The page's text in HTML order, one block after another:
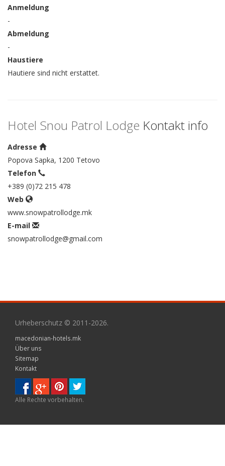
Anmeldung
-
Abmeldung
-
Haustiere
Hautiere sind nicht erstattet.
Hotel Snou Patrol Lodge Kontakt info
Adresse
Popova Sapka, 1200 Tetovo
Telefon
+389 (0)72 215 478
Web
www.snowpatrollodge.mk
E-mail
snowpatrollodge@gmail.com
Urheberschutz © 2011-2026.
macedonian-hotels.mk
Über uns
Sitemap
Kontakt
Alle Rechte vorbehalten.